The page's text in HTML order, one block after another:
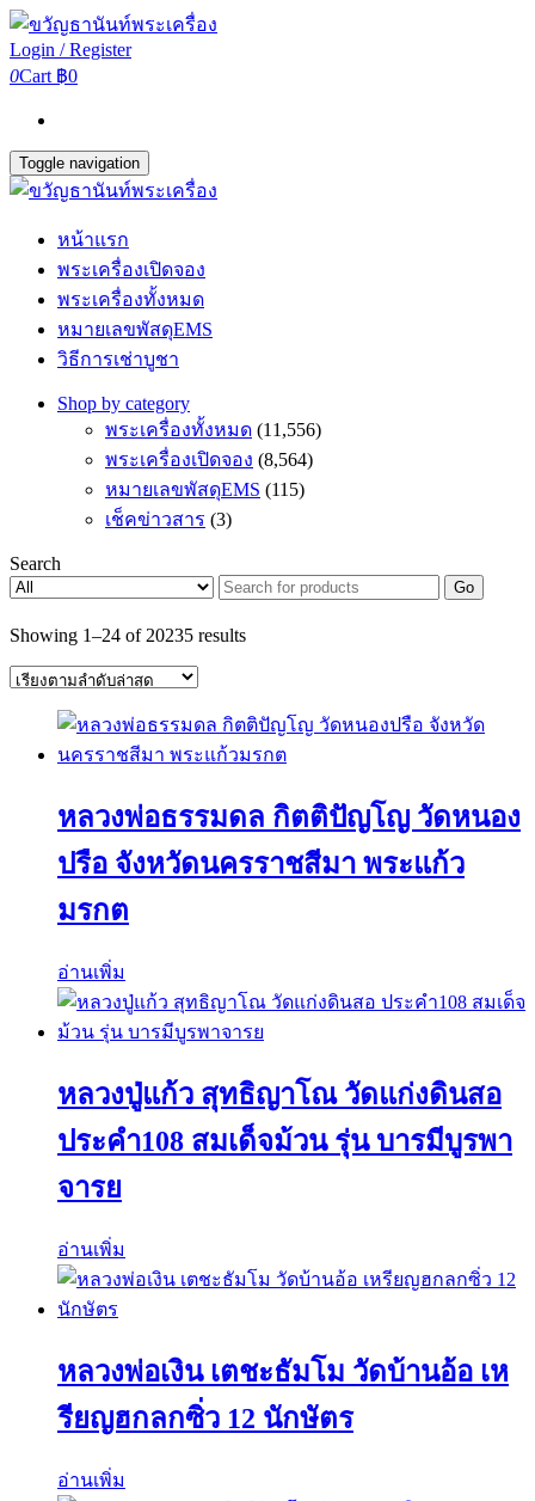
Login / Register
0Cart ฿0
Toggle navigation
หน้าแรก
พระเครื่องเปิดจอง
พระเครื่องทั้งหมด
หมายเลขพัสดุEMS
วิธีการเช่าบูชา
Shop by category
พระเครื่องทั้งหมด (11,556)
พระเครื่องเปิดจอง (8,564)
หมายเลขพัสดุEMS (115)
เช็คข่าวสาร (3)
Search
Go
Showing 1–24 of 20235 resultsSorted
หลวงพ่อธรรมดล กิตติปัญโญ วัดหนอง
ปรือ จังหวัดนครราชสีมา พระแก้ว
มรกต
อ่านเพิ่ม
หลวงปู่แก้ว สุทธิญาโณ วัดแก่งดินสอ
ประคำ108 สมเด็จม้วน รุ่น บารมีบูรพา
จารย
อ่านเพิ่ม
หลวงพ่อเงิน เตชะธัมโม วัดบ้านอ้อ เห
รียญฮกลกซิ่ว 12 นักษัตร
อ่านเพิ่ม